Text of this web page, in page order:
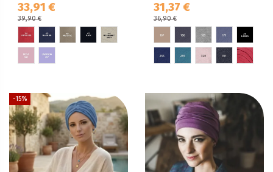
33,91 €
39,90 €
31,37 €
36,90 €
-15%